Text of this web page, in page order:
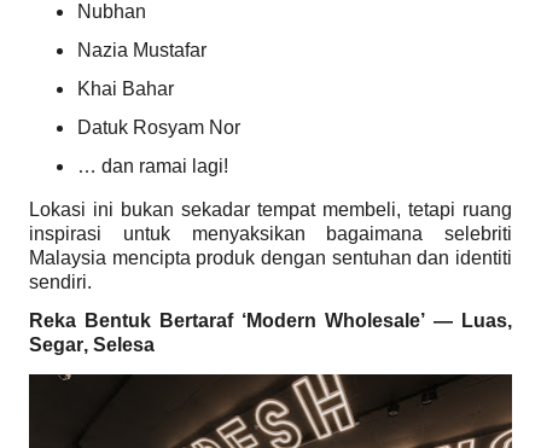
Nubhan
Nazia Mustafar
Khai Bahar
Datuk Rosyam Nor
… dan ramai lagi!
Lokasi ini bukan sekadar tempat membeli, tetapi ruang
inspirasi untuk menyaksikan bagaimana selebriti
Malaysia mencipta produk dengan sentuhan dan identiti
sendiri.
Reka Bentuk Bertaraf ‘Modern Wholesale’ — Luas,
Segar, Selesa